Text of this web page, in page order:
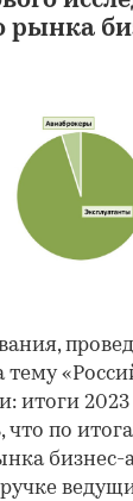
рынка
тему
итоги 2023
что по
бизнес-